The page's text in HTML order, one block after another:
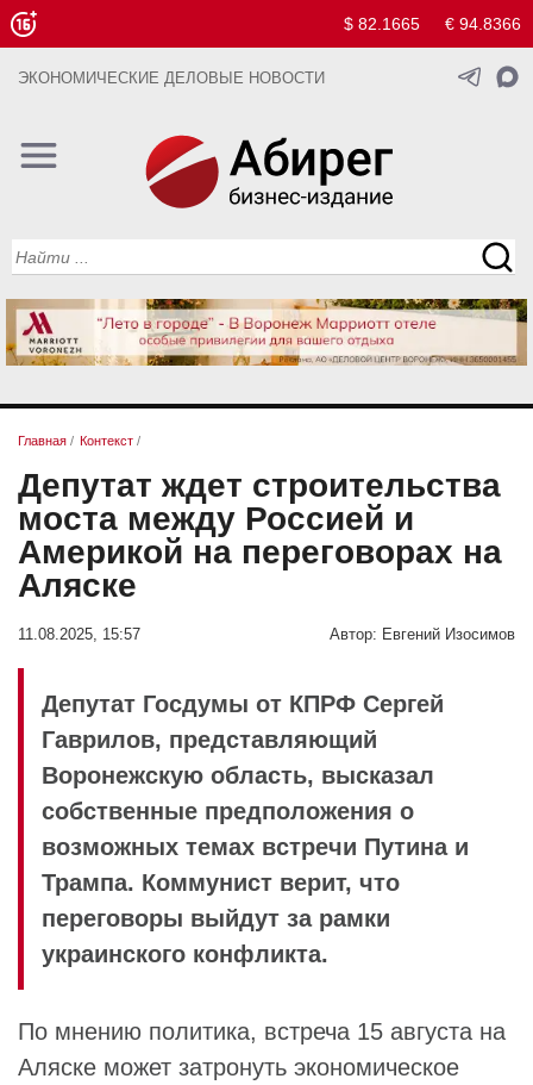
$ 82.1665 € 94.8366
ЭКОНОМИЧЕСКИЕ ДЕЛОВЫЕ НОВОСТИ
Главная / Контекст /
Депутат ждет строительства
моста между Россией и
Америкой на переговорах на
Аляске
11.08.2025, 15:57 Автор: Евгений Изосимов
Депутат Госдумы от КПРФ Сергей
Гаврилов, представляющий
Воронежскую область, высказал
собственные предположения о
возможных темах встречи Путина и
Трампа. Коммунист верит, что
переговоры выйдут за рамки
украинского конфликта.
По мнению политика, встреча 15 августа на
Аляске может затронуть экономическое